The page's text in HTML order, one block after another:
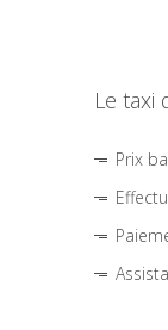
Le taxi
Prix